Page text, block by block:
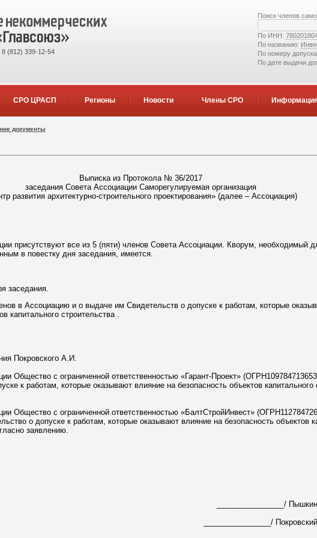
(812) 339-12-54
Поиск членов
По ИНН:
По названию:
По номеру
По дате выдачи
СРО ЦРАСП Регионы Новости Члены СРО
документы
Выписка из Протокола № 36/2017
заседания Совета Ассоциации Саморегулируемая организация
развития архитектурно-строительного проектирования» (далее – Ассоциация)
присутствуют все из 5 (пяти) членов Совета Ассоциации. Кворум, необходимый
в повестку дня заседания, имеется.
заседания.
в Ассоциацию и о выдаче им Свидетельств о допуске к работам, которые
капитального строительства .
Покровского А.И.
Общество с ограниченной ответственностью «Гарант-Проект»
к работам, которые оказывают влияние на безопасность объектов капитального
Общество с ограниченной ответственностью «БалтСтройИнвест»
о допуске к работам, которые оказывают влияние на безопасность объектов
заявлению.
________________/
________________/